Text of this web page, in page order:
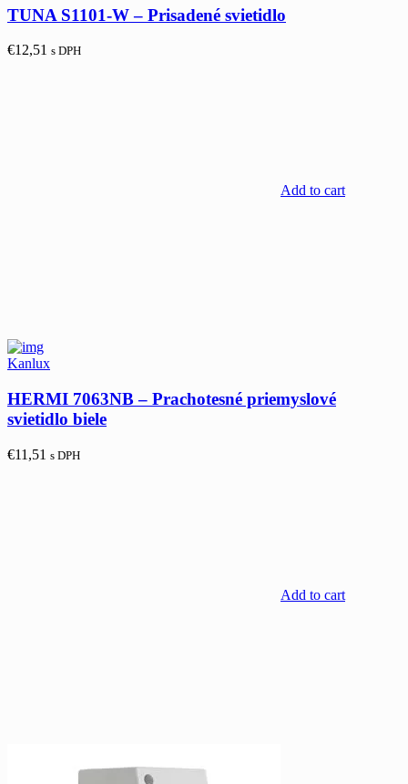
TUNA S1101-W – Prisadené svietidlo
€12,51 s DPH
Add to cart
Kanlux
HERMI 7063NB – Prachotesné priemyslové
svietidlo biele
€11,51 s DPH
Add to cart